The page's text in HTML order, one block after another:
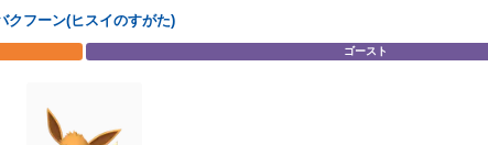
クフーン(ヒスイのすがた)
ゴースト